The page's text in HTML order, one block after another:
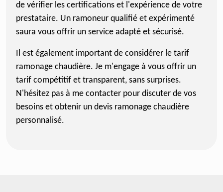
de vérifier les certifications et l'expérience de votre
prestataire. Un ramoneur qualifié et expérimenté
saura vous offrir un service adapté et sécurisé.
Il est également important de considérer le tarif
ramonage chaudière. Je m'engage à vous offrir un
tarif compétitif et transparent, sans surprises.
N'hésitez pas à me contacter pour discuter de vos
besoins et obtenir un devis ramonage chaudière
personnalisé.